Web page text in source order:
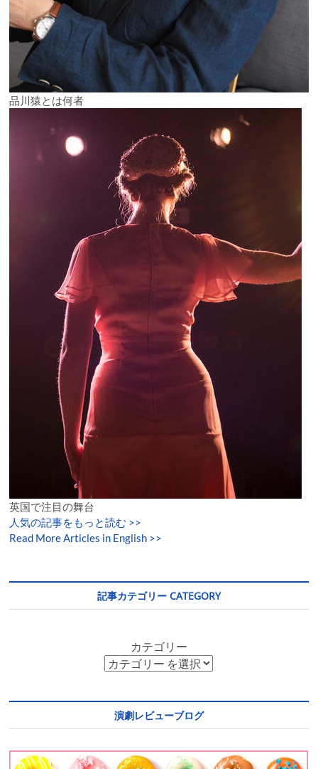
品川猿とは何者
英国で注目の舞台
人気の記事をもっと読む >>
Read More Articles in English >>
記事カテゴリー CATEGORY
カテゴリー
演劇レビューブログ